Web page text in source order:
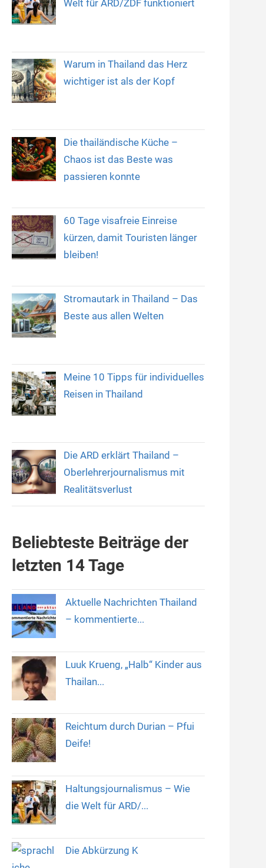
Welt für ARD/ZDF funktioniert
Warum in Thailand das Herz
wichtiger ist als der Kopf
Die thailändische Küche –
Chaos ist das Beste was
passieren konnte
60 Tage visafreie Einreise
kürzen, damit Touristen länger
bleiben!
Stromautark in Thailand – Das
Beste aus allen Welten
Meine 10 Tipps für individuelles
Reisen in Thailand
Die ARD erklärt Thailand –
Oberlehrerjournalismus mit
Realitätsverlust
Beliebteste Beiträge der
letzten 14 Tage
Aktuelle Nachrichten Thailand
– kommentierte...
Luuk Krueng, „Halb“ Kinder aus
Thailan...
Reichtum durch Durian – Pfui
Deife!
Haltungsjournalismus – Wie
die Welt für ARD/...
Die Abkürzung K